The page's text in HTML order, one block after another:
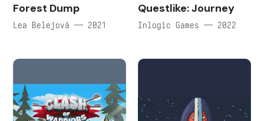
Forest Dump
Lea Belejová — 2021
Questlike: Journey
Inlogic Games — 2022